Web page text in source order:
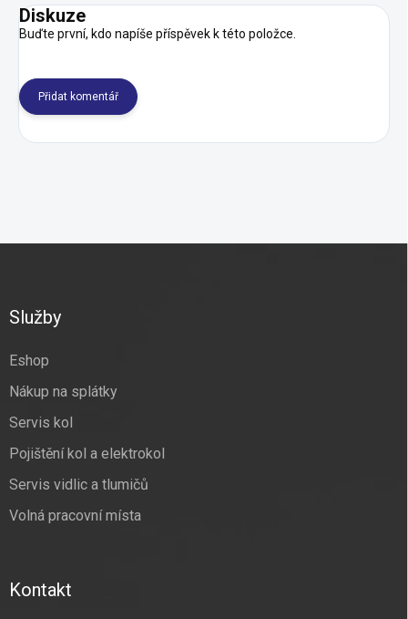
Diskuze
Buďte první, kdo napíše příspěvek k této položce.
Přidat komentář
Služby
Eshop
Nákup na splátky
Servis kol
Pojištění kol a elektrokol
Servis vidlic a tlumičů
Volná pracovní místa
Kontakt